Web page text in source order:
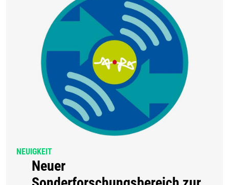
NEUIGKEIT
Neuer